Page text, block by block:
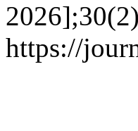
https://